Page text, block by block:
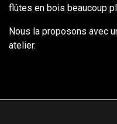
flûtes en bois beaucoup
Nous la proposons avec
atelier.